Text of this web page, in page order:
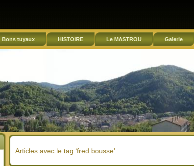
Bons tuyaux HISTOIRE Le MASTROU Galerie
Articles avec le tag ‘fred bousse’